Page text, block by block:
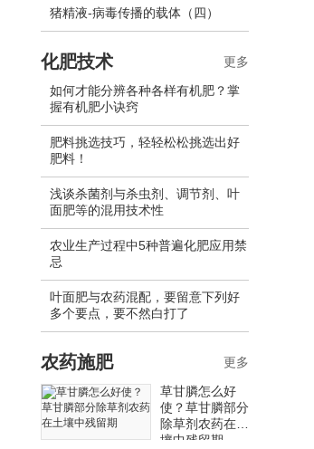
猪精液-病毒传播的载体（四）
化肥技术
如何才能分辨各种各样有机肥？掌
握有机肥小诀窍
肥料挑选技巧，轻轻松松挑选出好
肥料！
浅谈杀菌剂与杀虫剂、调节剂、叶
面肥等的混用技术性
农业生产过程中5种普遍化肥应用禁
忌
叶面肥与农药混配，要留意下列好
多个要点，要不然白打了
更多
农药施肥
草甘膦怎么好
使？草甘膦部分
除草剂农药在土
壤中残留期
更多